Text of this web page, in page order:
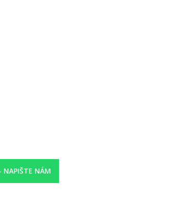
nápojů během otevírací doby barů (10:00 - 00:00)
NAPIŠTE NÁM